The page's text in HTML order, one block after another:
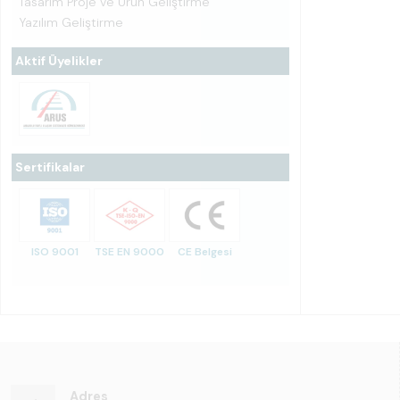
Yazılım Geliştirme
Aktif Üyelikler
Sertifikalar
ISO 9001 TSE EN 9000 CE Belgesi
Adres